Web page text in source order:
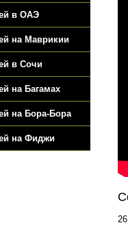
в ОАЭ
на Маврикии
в Сочи
на Багамах
на Бора-Бора
на Фиджи
26